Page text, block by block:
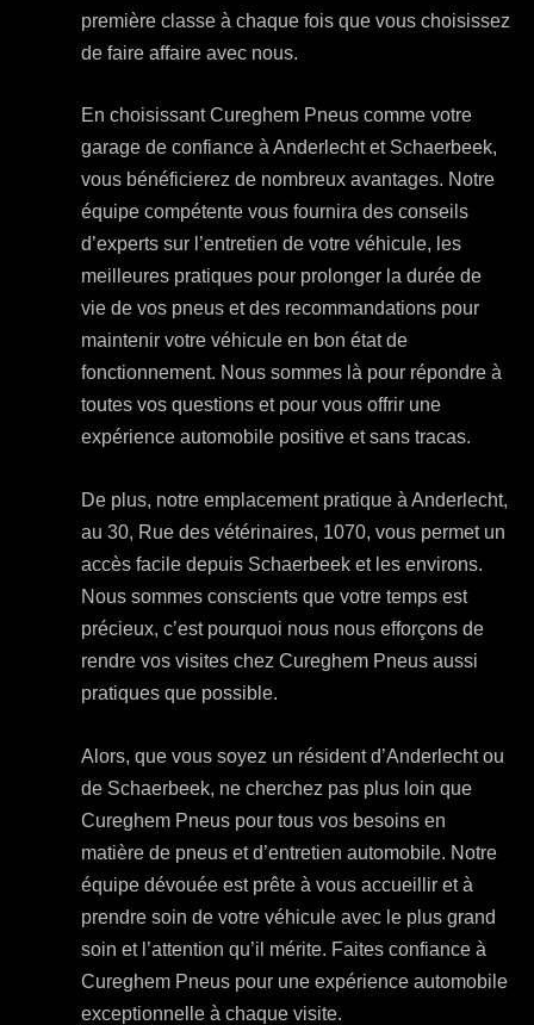
première classe à chaque fois que vous choisissez
de faire affaire avec nous.
En choisissant Cureghem Pneus comme votre
garage de confiance à Anderlecht et Schaerbeek,
vous bénéficierez de nombreux avantages. Notre
équipe compétente vous fournira des conseils
d’experts sur l’entretien de votre véhicule, les
meilleures pratiques pour prolonger la durée de
vie de vos pneus et des recommandations pour
maintenir votre véhicule en bon état de
fonctionnement. Nous sommes là pour répondre à
toutes vos questions et pour vous offrir une
expérience automobile positive et sans tracas.
De plus, notre emplacement pratique à Anderlecht,
au 30, Rue des vétérinaires, 1070, vous permet un
accès facile depuis Schaerbeek et les environs.
Nous sommes conscients que votre temps est
précieux, c’est pourquoi nous nous efforçons de
rendre vos visites chez Cureghem Pneus aussi
pratiques que possible.
Alors, que vous soyez un résident d’Anderlecht ou
de Schaerbeek, ne cherchez pas plus loin que
Cureghem Pneus pour tous vos besoins en
matière de pneus et d’entretien automobile. Notre
équipe dévouée est prête à vous accueillir et à
prendre soin de votre véhicule avec le plus grand
soin et l’attention qu’il mérite. Faites confiance à
Cureghem Pneus pour une expérience automobile
exceptionnelle à chaque visite.